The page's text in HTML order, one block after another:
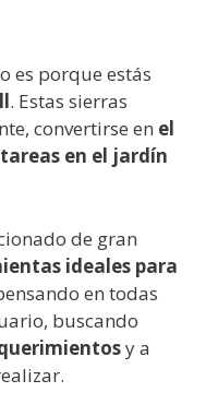
es porque estás
. Estas sierras
convertirse en el
en el jardín
de gran
ideales para
en todas
buscando
y a